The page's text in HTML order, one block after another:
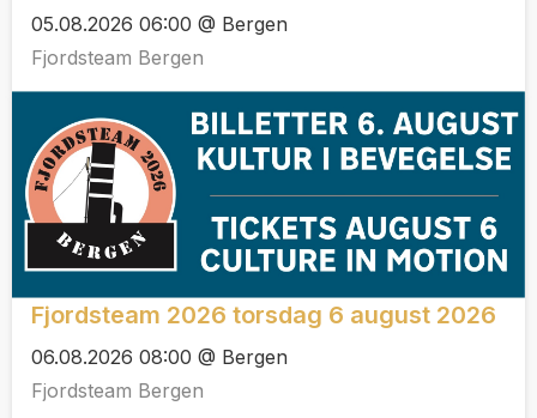
05.08.2026 06:00 @ Bergen
Fjordsteam Bergen
Fjordsteam 2026 torsdag 6 august 2026
06.08.2026 08:00 @ Bergen
Fjordsteam Bergen